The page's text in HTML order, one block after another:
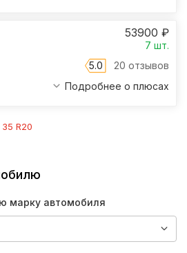
53900 ₽
7 шт.
5.0
20 отзывов
Подробнее о плюсах
35 R20
марку автомобиля